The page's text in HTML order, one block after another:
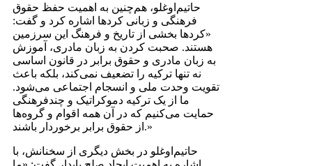
حاتیم‌اوغلو، هم‌چنین به اهمیت حفظ حقوق
فرهنگی و زبانی کردها اشاره کرد و گفت:
«کردها بخشی از تاریخ و فرهنگ این سرزمین
هستند. صحبت کردن به زبان مادری، آموزش
به زبان مادری و حقوق برابر در قانون اساسی
نه تنها ترکیه را تضعیف نمی‌کند، بلکه باعث
تقویت وحدت ملی و انسجام اجتماعی می‌شود.
ما از یک ترکیه دموکراتیک و چندفرهنگی
حمایت می‌کنیم که در آن همه اقوام و گروه‌ها
از حقوق برابر برخوردار باشند.»
حاتیم‌اوغلو در بخش دیگری از سخنانش، با